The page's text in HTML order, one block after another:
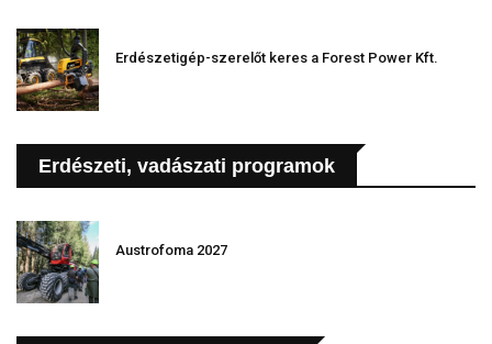
Erdészetigép-szerelőt keres a Forest Power Kft.
Erdészeti, vadászati programok
Austrofoma 2027